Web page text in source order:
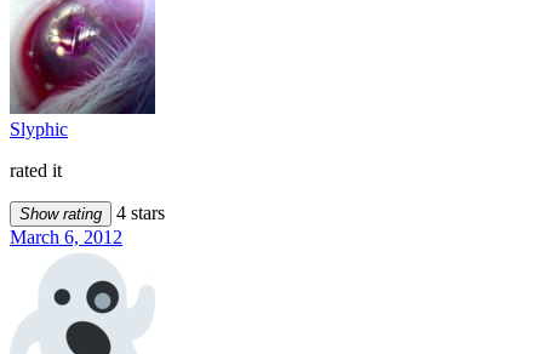
Slyphic
rated it
Show rating
4 stars
March 6, 2012